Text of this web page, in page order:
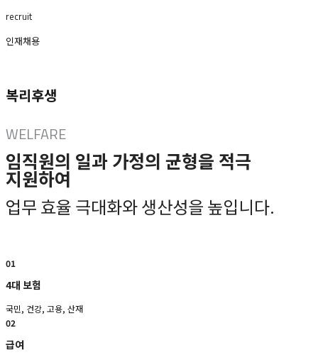
recruit
인재채용
복리후생
WELFARE
임직원의 일과 가정의 균형을 적극
지원하여
업무 효율 극대화와 생산성을 높입니다.
01
4대 보험
국민, 건강, 고용, 산재
02
급여